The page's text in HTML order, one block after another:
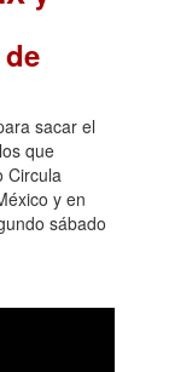
sacar el
que
Circula
y en
sábado